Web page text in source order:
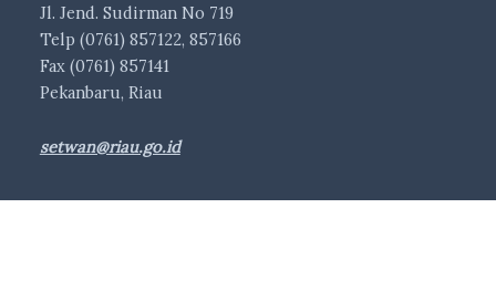
Jl. Jend. Sudirman No 719
Telp (0761) 857122, 857166
Fax (0761) 857141
Pekanbaru, Riau
setwan@riau.go.id